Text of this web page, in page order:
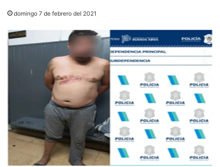
domingo 7 de febrero del 2021